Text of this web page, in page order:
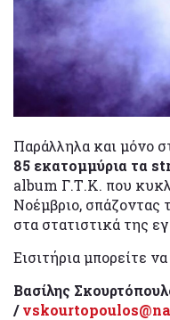
Παράλληλα και μόνο
85 εκατομμύρια τα
album Γ.Τ.Κ. που
Νοέμβριο, σπάζοντας
στα στατιστικά της
Εισιτήρια μπορείτε να
Βασίλης
/